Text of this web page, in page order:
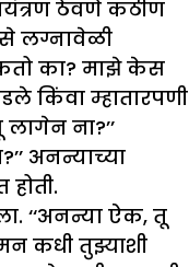
ठेवणे कठीण
लग्नावेळी
का? माझे केस
म्हातारपणी
ना?’’
अनन्याच्या
होती.
‘‘अनन्या ऐक, तू
कधी तुझ्याशी